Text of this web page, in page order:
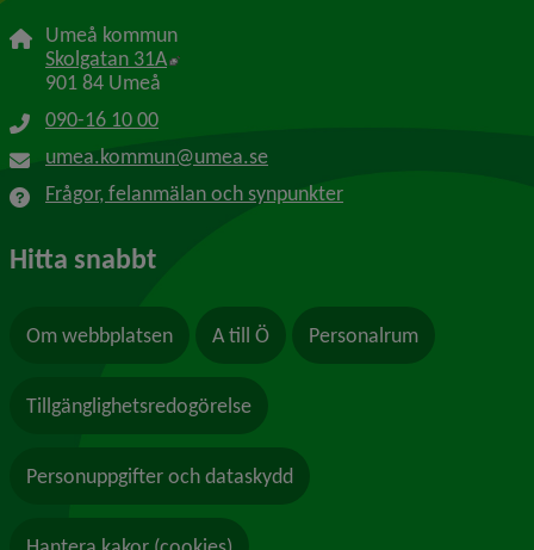
Umeå kommun
Skolgatan 31A Länk till annan webbplats, öppnas i nytt
901 84 Umeå
090-16 10 00
umea.kommun@umea.se
Frågor, felanmälan och synpunkter
Hitta snabbt
Om webbplatsen A till Ö Personalrum
Tillgänglighetsredogörelse
Personuppgifter och dataskydd